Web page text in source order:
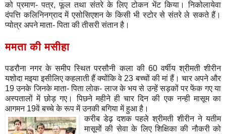
को प्रमाण- पत्र, फूल तथा संतरे के लिए टोकन भेंट किया। निकोलायेवा
दंपत्ति कलिनिनग्राद में एसोसिएशन के किसी भी स्टोर से संतरे ले सकते हैं।
प्योत्र अपने माता- पिता की तीसरी संतान है।
ममता की मसीहा
पडरौना नगर के समीप स्थित परसौनी कला की 60 वर्षीय श्रीमती शीरीन
यशोदा मइया इसीलिए कहलाती हैं क्योंकि वे 23 बच्चों की मां हैं। चार अपने और
19 उनके जिनके माता- पिता लोक- लाज के भय से उन्हें सड़कों पर फेंक गए या
अस्पतालों में छोड़ गए। पिछने महीने ही चार दिन की एक नन्ही मासूम का
आगमन 19वें बच्चे के रूप में उनकी बगिया में हुआ है।
करीब डेढ़ दशक पहले श्रीमती शीरीन ने यतीम
मासूमों की सेवा के लिए शिक्षिका की नौकरी को